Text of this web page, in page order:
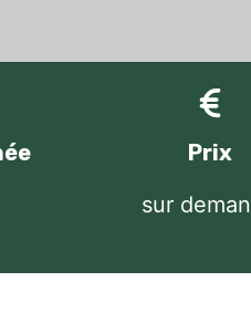
Prix
sur